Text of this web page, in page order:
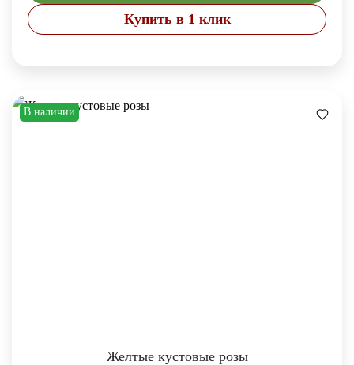
Купить в 1 клик
В наличии
Желтые кустовые розы